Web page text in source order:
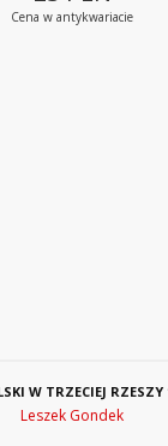
Cena w antykwariacie
W TRZECIEJ RZESZY
Leszek Gondek